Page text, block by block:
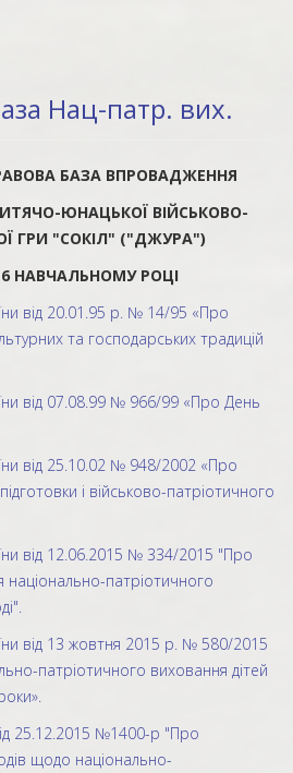
Нац-патр. вих.
БАЗА ВПРОВАДЖЕННЯ
ЮНАЦЬКОЇ ВІЙСЬКОВО-
ГРИ "СОКІЛ" ("ДЖУРА")
НАВЧАЛЬНОМУ РОЦІ
від 20.01.95 р. № 14/95 «Про
та господарських традицій
від 07.08.99 № 966/99 «Про День
від 25.10.02 № 948/2002 «Про
і військово-патріотичного
від 12.06.2015 № 334/2015 "Про
патріотичного
від 13 жовтня 2015 р. № 580/2015
патріотичного виховання дітей
25.12.2015 №1400-р "Про
щодо національно-